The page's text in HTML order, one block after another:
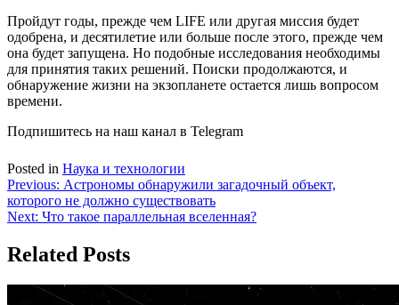
Пройдут годы, прежде чем LIFE или другая миссия будет
одобрена, и десятилетие или больше после этого, прежде чем
она будет запущена. Но подобные исследования необходимы
для принятия таких решений. Поиски продолжаются, и
обнаружение жизни на экзопланете остается лишь вопросом
времени.
Подпишитесь на наш канал в Telegram
Posted in Наука и технологии
Навигация
по
Previous: Астрономы обнаружили загадочный объект,
которого не должно существовать
Next: Что такое параллельная вселенная?
Related Posts